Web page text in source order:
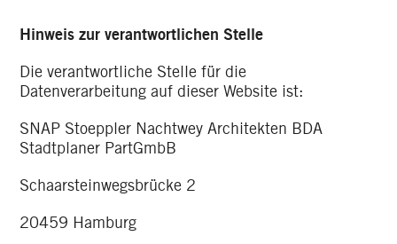
Hinweis zur verantwortlichen Stelle
Die verantwortliche Stelle für die
Datenverarbeitung auf dieser Website ist:
SNAP Stoeppler Nachtwey Architekten BDA
Stadtplaner PartGmbB
Schaarsteinwegsbrücke 2
20459 Hamburg